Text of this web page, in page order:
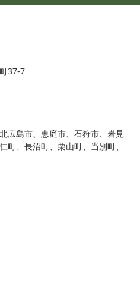
37-7
広島市、恵庭市、石狩市、岩見
町、長沼町、栗山町、当別町、